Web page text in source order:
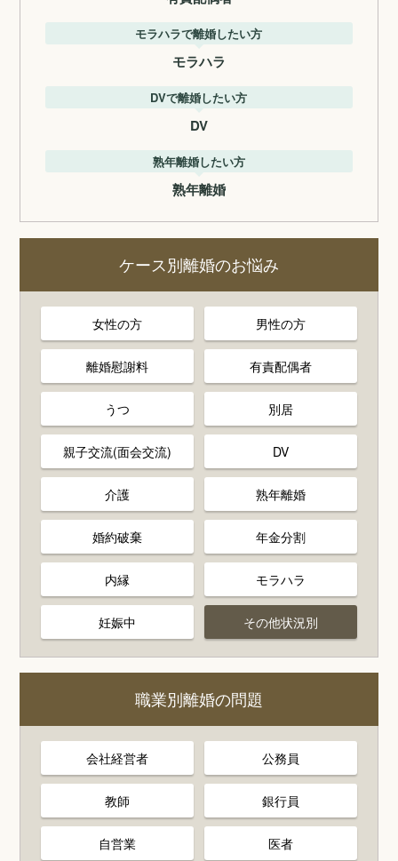
モラハラで離婚したい方
モラハラ
DVで離婚したい方
DV
熟年離婚したい方
熟年離婚
ケース別離婚のお悩み
女性の方 男性の方
離婚慰謝料 有責配偶者
うつ 別居
親子交流(面会交流) DV
介護 熟年離婚
婚約破棄 年金分割
内縁 モラハラ
妊娠中 その他状況別
職業別離婚の問題
会社経営者 公務員
教師 銀行員
自営業 医者